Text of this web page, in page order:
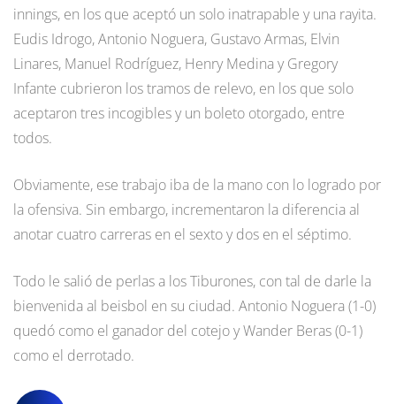
innings, en los que aceptó un solo inatrapable y una rayita.
Eudis Idrogo, Antonio Noguera, Gustavo Armas, Elvin
Linares, Manuel Rodríguez, Henry Medina y Gregory
Infante cubrieron los tramos de relevo, en los que solo
aceptaron tres incogibles y un boleto otorgado, entre
todos.
Obviamente, ese trabajo iba de la mano con lo logrado por
la ofensiva. Sin embargo, incrementaron la diferencia al
anotar cuatro carreras en el sexto y dos en el séptimo.
Todo le salió de perlas a los Tiburones, con tal de darle la
bienvenida al beisbol en su ciudad. Antonio Noguera (1-0)
quedó como el ganador del cotejo y Wander Beras (0-1)
como el derrotado.